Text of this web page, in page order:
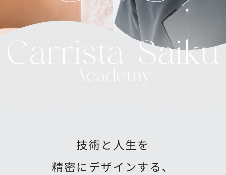
技術と人生を
精密にデザインする、